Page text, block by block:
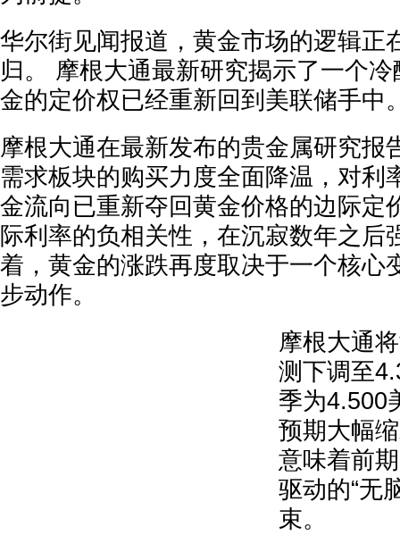
华尔街见闻报道，黄金市场的逻辑正
归。 摩根大通最新研究揭示了一个
金的定价权已经重新回到美联储手中
摩根大通在最新发布的贵金属研究报
需求板块的购买力度全面降温，对利
金流向已重新夺回黄金价格的边际
际利率的负相关性，在沉寂数年之后
着，黄金的涨跌再度取决于一个核心
步动作。
摩根大通
测下调至
季为4.500
预期大幅
意味着前
驱动的“无
束。